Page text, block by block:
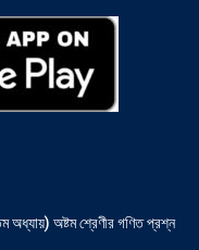
অধ্যায়) অষ্টম শ্রেণীর গণিত প্রশ্ন